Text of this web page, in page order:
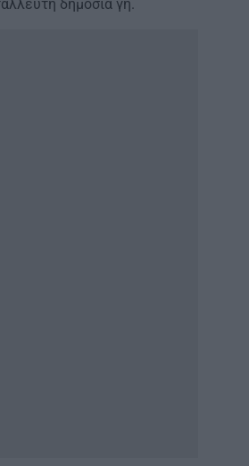
δημόσια γη.